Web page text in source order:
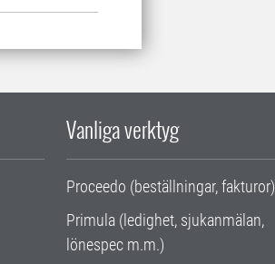
Vanliga verktyg
Proceedo (beställningar, fakturor)
Primula (ledighet, sjukanmälan,
lönespec m.m.)